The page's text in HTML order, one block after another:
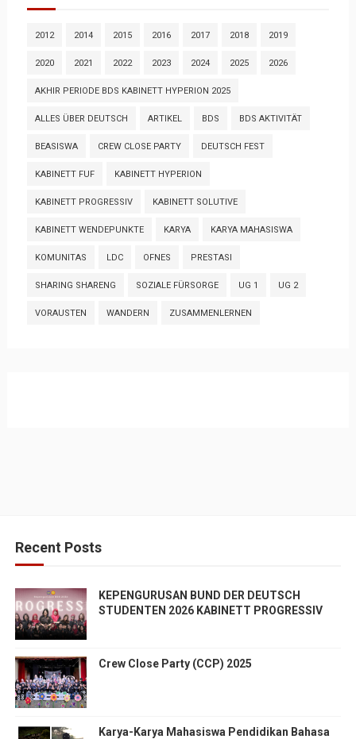
2012 2014 2015 2016 2017 2018 2019
2020 2021 2022 2023 2024 2025 2026
AKHIR PERIODE BDS KABINETT HYPERION 2025
ALLES ÜBER DEUTSCH ARTIKEL BDS BDS AKTIVITÄT
BEASISWA CREW CLOSE PARTY DEUTSCH FEST
KABINETT FUF KABINETT HYPERION
KABINETT PROGRESSIV KABINETT SOLUTIVE
KABINETT WENDEPUNKTE KARYA KARYA MAHASISWA
KOMUNITAS LDC OFNES PRESTASI
SHARING SHARENG SOZIALE FÜRSORGE UG 1 UG 2
VORAUSTEN WANDERN ZUSAMMENLERNEN
Recent Posts
KEPENGURUSAN BUND DER DEUTSCH
STUDENTEN 2026 KABINETT PROGRESSIV
Crew Close Party (CCP) 2025
Karya-Karya Mahasiswa Pendidikan Bahasa